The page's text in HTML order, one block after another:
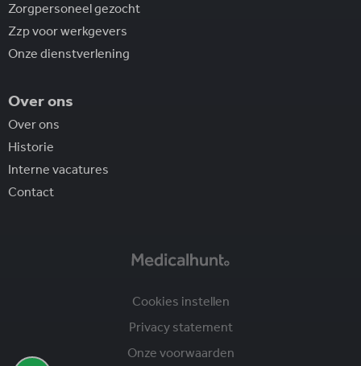
Zorgpersoneel gezocht
Zzp voor werkgevers
Onze dienstverlening
Over ons
Over ons
Historie
Interne vacatures
Contact
Cookies instellen
Privacy statement
Onze voorwaarden